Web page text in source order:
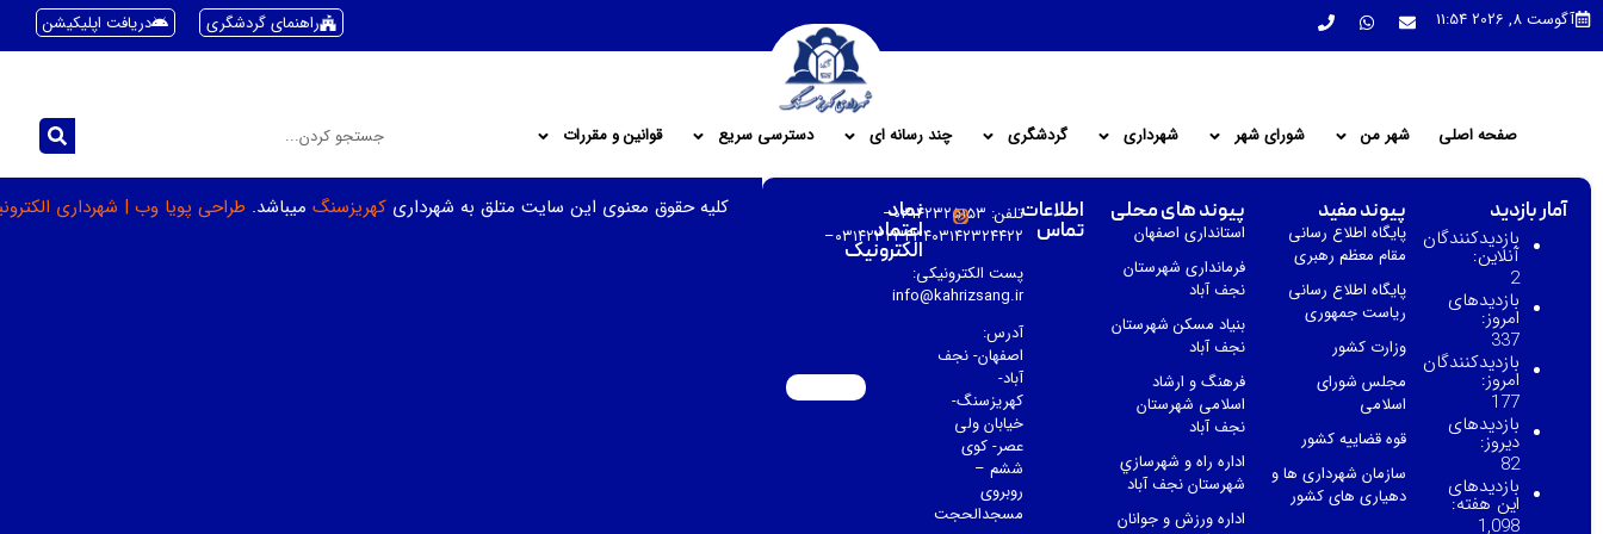
آگوست 8, 2026 11:54 راهنمای گردشگری دریافت اپلیکیشن
صفحه اصلی شهر من شورای شهر شهرداری گردشگری چند رسانه ای دسترسی سریع قوانین و مقررات
آمار بازدید
بازدیدکنندگان
آنلاین:
2
بازدیدهای
امروز:
337
بازدیدکنندگان
امروز:
177
بازدیدهای
دیروز:
82
بازدیدهای
این هفته:
1,098
پیوند مفید
پایگاه اطلاع رسانی
مقام معظم رهبری
پایگاه اطلاع رسانی
ریاست جمهوری
وزارت کشور
مجلس شورای
اسلامی
قوه قضاییه کشور
سازمان شهرداری ها و
دهیاری های کشور
پیوند های محلی
استانداری اصفهان
فرمانداری شهرستان
نجف آباد
بنیاد مسکن شهرستان
نجف آباد
فرهنگ و ارشاد
اسلامی شهرستان
نجف آباد
اداره راه و شهرسازي
شهرستان نجف آباد
اداره ورزش و جوانان
اطلاعات
تماس
تلفن: ۰۳۱۴۲۳۲۵۱۵۳–
۰۳۱۴۲۳۲۳۴۳۴۰۳۱۴۲۳۲۴۴۲۲–
پست الکترونیکی:
info@kahrizsang.ir
آدرس:
اصفهان- نجف
آباد-
کهریزسنگ-
خیابان ولی
عصر- کوی
ششم –
روبروی
مسجدالحجت
نماد
اعتماد
الکترونیک
کلیه حقوق معنوی این سایت متلق به شهرداریکهریزسنگ میباشد. طراحی پویا وب | شهرداری